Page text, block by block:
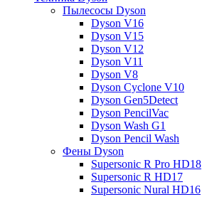
Пылесосы Dyson
Dyson V16
Dyson V15
Dyson V12
Dyson V11
Dyson V8
Dyson Cyclone V10
Dyson Gen5Detect
Dyson PencilVac
Dyson Wash G1
Dyson Pencil Wash
Фены Dyson
Supersonic R Pro HD18
Supersonic R HD17
Supersonic Nural HD16